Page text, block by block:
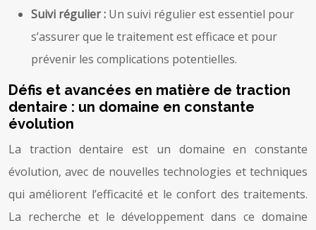
Suivi régulier : Un suivi régulier est essentiel pour
s’assurer que le traitement est efficace et pour
prévenir les complications potentielles.
Défis et avancées en matière de traction
dentaire : un domaine en constante
évolution
La traction dentaire est un domaine en constante
évolution, avec de nouvelles technologies et techniques
qui améliorent l’efficacité et le confort des traitements.
La recherche et le développement dans ce domaine